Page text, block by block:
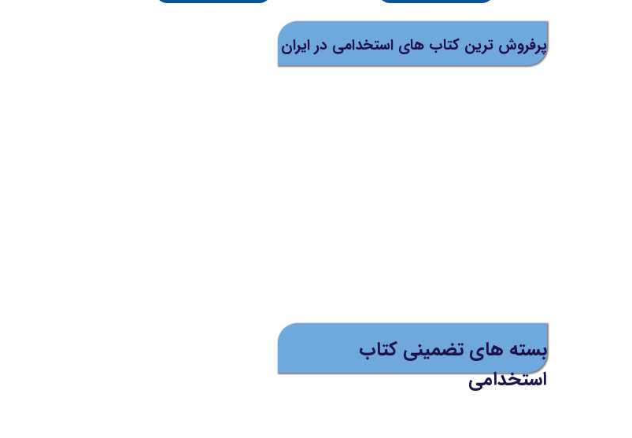
پرفروش ترین کتاب های استخدامی در ایران
بسته های تضمینی کتاب
استخدامی